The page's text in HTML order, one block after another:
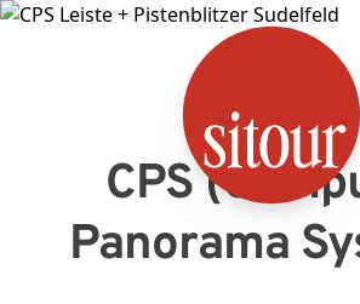
SITOUR
CPS
Panorama